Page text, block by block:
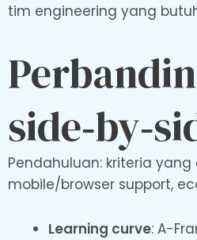
tim engineering yang
Pendahuluan: kriteria
mobile/browser support,
Learning curve: A-